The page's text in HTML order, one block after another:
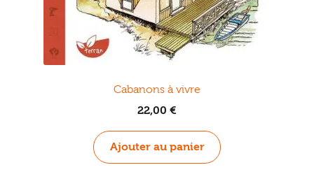
Cabanons à vivre
22,00 €
Ajouter au panier